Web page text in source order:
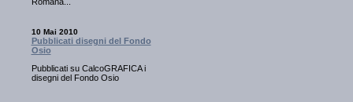
10 Mai 2010
Pubblicati disegni del Fondo
Osio
Pubblicati su CalcoGRAFICA i
disegni del Fondo Osio